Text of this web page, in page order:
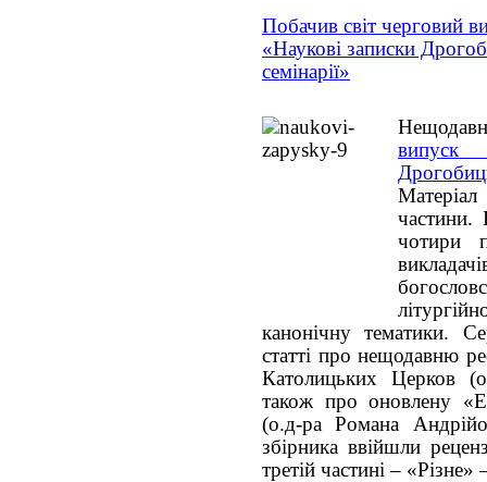
Побачив світ черговий
«Наукові записки
семінарії»
частини.
чотири
канонічну тематики.
статті про нещодавню
Католицьких Церков (
також про оновлену
(о.д-ра Романа
збірника ввійшли
третій частині –